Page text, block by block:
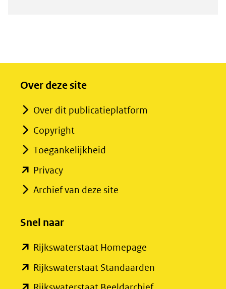
Over deze site
Over dit publicatieplatform
Copyright
Toegankelijkheid
Privacy(opent
in
venster)
naar
een
andere
Archief van deze site
Snel naar
Rijkswaterstaat Homepage
in
Rijkswaterstaat Standaarden